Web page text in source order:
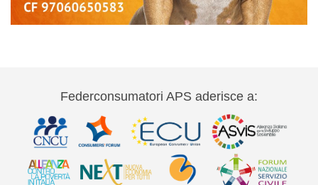
Federconsumatori APS aderisce a: